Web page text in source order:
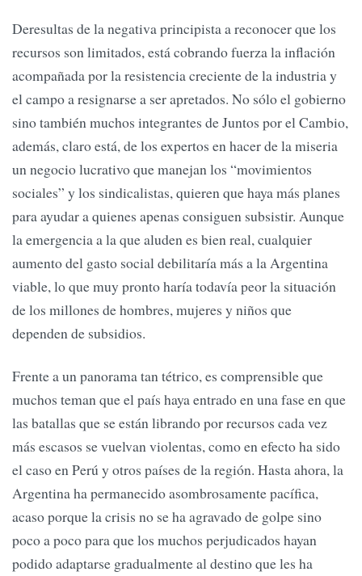
Deresultas de la negativa principista a reconocer que los
recursos son limitados, está cobrando fuerza la inflación
acompañada por la resistencia creciente de la industria y
el campo a resignarse a ser apretados. No sólo el gobierno
sino también muchos integrantes de Juntos por el Cambio,
además, claro está, de los expertos en hacer de la miseria
un negocio lucrativo que manejan los “movimientos
sociales” y los sindicalistas, quieren que haya más planes
para ayudar a quienes apenas consiguen subsistir. Aunque
la emergencia a la que aluden es bien real, cualquier
aumento del gasto social debilitaría más a la Argentina
viable, lo que muy pronto haría todavía peor la situación
de los millones de hombres, mujeres y niños que
dependen de subsidios.
Frente a un panorama tan tétrico, es comprensible que
muchos teman que el país haya entrado en una fase en que
las batallas que se están librando por recursos cada vez
más escasos se vuelvan violentas, como en efecto ha sido
el caso en Perú y otros países de la región. Hasta ahora, la
Argentina ha permanecido asombrosamente pacífica,
acaso porque la crisis no se ha agravado de golpe sino
poco a poco para que los muchos perjudicados hayan
podido adaptarse gradualmente al destino que les ha